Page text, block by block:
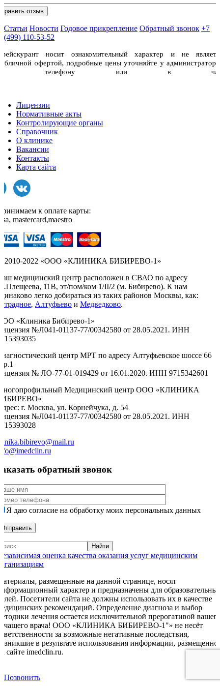
Статьи Новости Годовое прикрепление Обратный звонок +7
(499) 110-53-52
носит ознакомительный характер и не
офертой, подробные цены уточняйте у
телефону или в
Лицензии
Нормативные акты
Контролирующие органы
Справочник
О клинике
Вакансии
Контакты
Карта сайта
к оплате карты:
mastercard,maestro
2010-2022 «ООО «КЛИНИКА БИБИРЕВО-1»
медицинский центр расположен в СВАО по адресу
11В, эт/пом/ком 1/II/2 (м. Бибирево). К нам
легко добираться из таких районов Москвы, как:
, Алтуфьево и Медведково.
«Клиника Бибирево-1»
№Л041-01137-77/00342580 от 28.05.2021. ИНН
центр МРТ по адресу Алтуфьевское шоссе 66
№ ЛО-77-01-019429 от 16.01.2020. ИНН 9715342601
Медицинский центр ООО «КЛИНИКА
г. Москва, ул. Корнейчука, д. 54
№Л041-01137-77/00342580 от 28.05.2021. ИНН
обратный звонок
Я даю согласие на обработку моих персональных данных
оценка качества оказания услуг медицинским
размещенные на данной странице, носят
характер и предназначены для
Посетители сайта не должны использовать их в качестве
рекомендаций. Определение диагноза и выбор
лечения остается исключительной прерогативой
врача! ООО «КЛИНИКА БИБИРЕВО-1"» не несёт
за возможные негативные последствия,
в результате использования информации,
сайте imedclin.ru.
Позвонить